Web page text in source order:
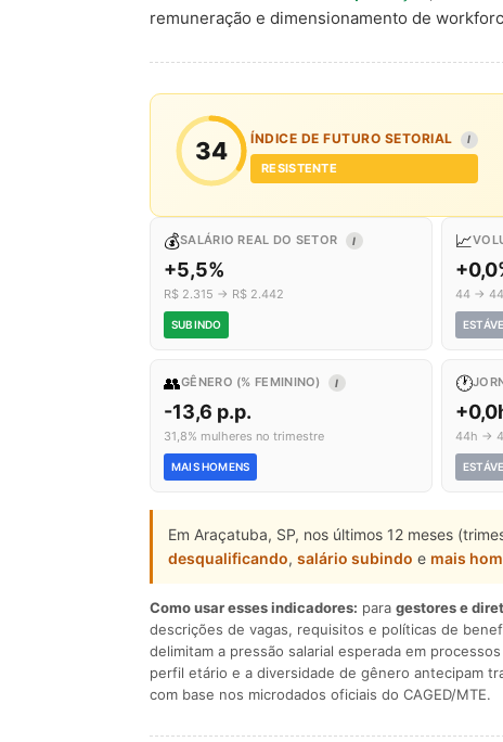
remuneração e dimensionamento de
34 ÍNDICE DE FUTURO SETORIAL I
RESISTENTE
💰SALÁRIO REAL DO SETOR I
+5,5%
R$ 2.315 → R$ 2.442
SUBINDO
📈
44 →
👥GÊNERO (% FEMININO) I
-13,6 p.p.
31,8% mulheres no trimestre
MAIS HOMENS
🕐
44h →
Em Araçatuba, SP, nos últimos 12 meses
desqualificando, salário subindo e mais
Como usar esses indicadores: para gestores e
descrições de vagas, requisitos e políticas de
delimitam a pressão salarial esperada em
perfil etário e a diversidade de gênero antecipam
com base nos microdados oficiais do CAGED/MTE.